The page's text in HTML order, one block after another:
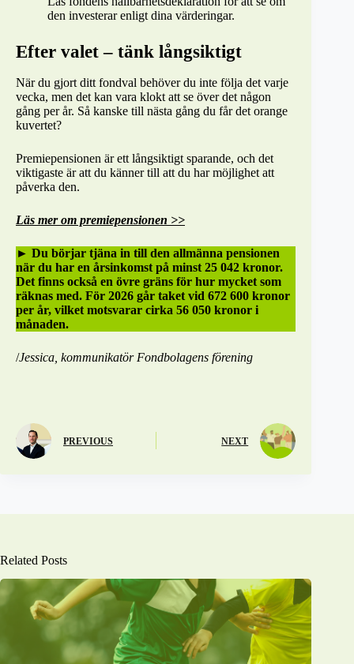
den investerar enligt dina värderingar.
Efter valet – tänk långsiktigt
När du gjort ditt fondval behöver du inte följa det varje
vecka, men det kan vara klokt att se över det någon
gång per år. Så kanske till nästa gång du får det orange
kuvertet?
Premiepensionen är ett långsiktigt sparande, och det
viktigaste är att du känner till att du har möjlighet att
påverka den.
Läs mer om premiepensionen >>
► Du börjar tjäna in till den allmänna pensionen
när du har en årsinkomst på minst 25 042 kronor.
Det finns också en övre gräns för hur mycket som
räknas med. För 2026 går taket vid 672 600 kronor
per år, vilket motsvarar cirka 56 050 kronor i
månaden.
/Jessica, kommunikatör Fondbolagens förening
PREVIOUS NEXT
Related Posts